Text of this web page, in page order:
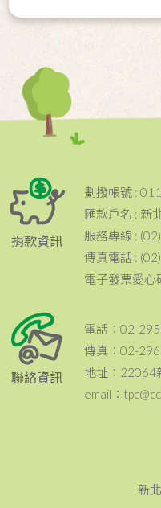
捐款資訊
劃撥帳號 :
匯款戶名 : 新
服務專線 :
傳真電話 :
電子發票愛
聯絡資訊
電話：02-
傳真：02-
地址：22064
email：
新